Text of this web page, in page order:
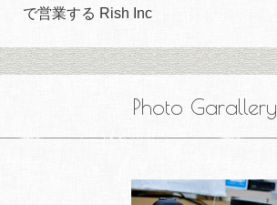
で営業する Rish Inc
Photo Garallery